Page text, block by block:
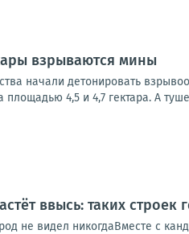
взрываются мины
начали детонировать
4,5 и 4,7 гектара. А
ввысь: таких строек
не видел никогдаВместе с